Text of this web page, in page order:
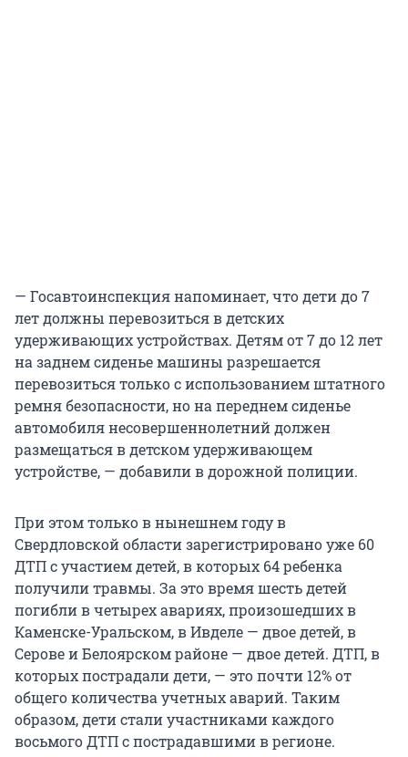
— Госавтоинспекция напоминает, что дети до 7
лет должны перевозиться в детских
удерживающих устройствах. Детям от 7 до 12 лет
на заднем сиденье машины разрешается
перевозиться только с использованием штатного
ремня безопасности, но на переднем сиденье
автомобиля несовершеннолетний должен
размещаться в детском удерживающем
устройстве, — добавили в дорожной полиции.
При этом только в нынешнем году в
Свердловской области зарегистрировано уже 60
ДТП с участием детей, в которых 64 ребенка
получили травмы. За это время шесть детей
погибли в четырех авариях, произошедших в
Каменске-Уральском, в Ивделе — двое детей, в
Серове и Белоярском районе — двое детей. ДТП, в
которых пострадали дети, — это почти 12% от
общего количества учетных аварий. Таким
образом, дети стали участниками каждого
восьмого ДТП с пострадавшими в регионе.